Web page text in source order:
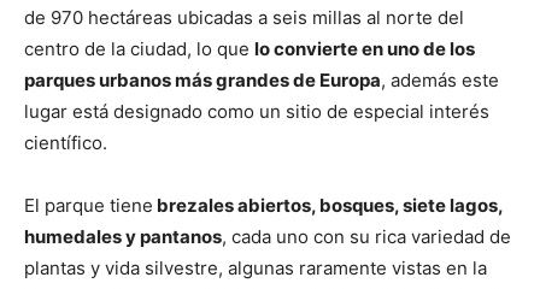
de 970 hectáreas ubicadas a seis millas al norte del
centro de la ciudad, lo que lo convierte en uno de los
parques urbanos más grandes de Europa, además este
lugar está designado como un sitio de especial interés
científico.
El parque tiene brezales abiertos, bosques, siete lagos,
humedales y pantanos, cada uno con su rica variedad de
plantas y vida silvestre, algunas raramente vistas en la